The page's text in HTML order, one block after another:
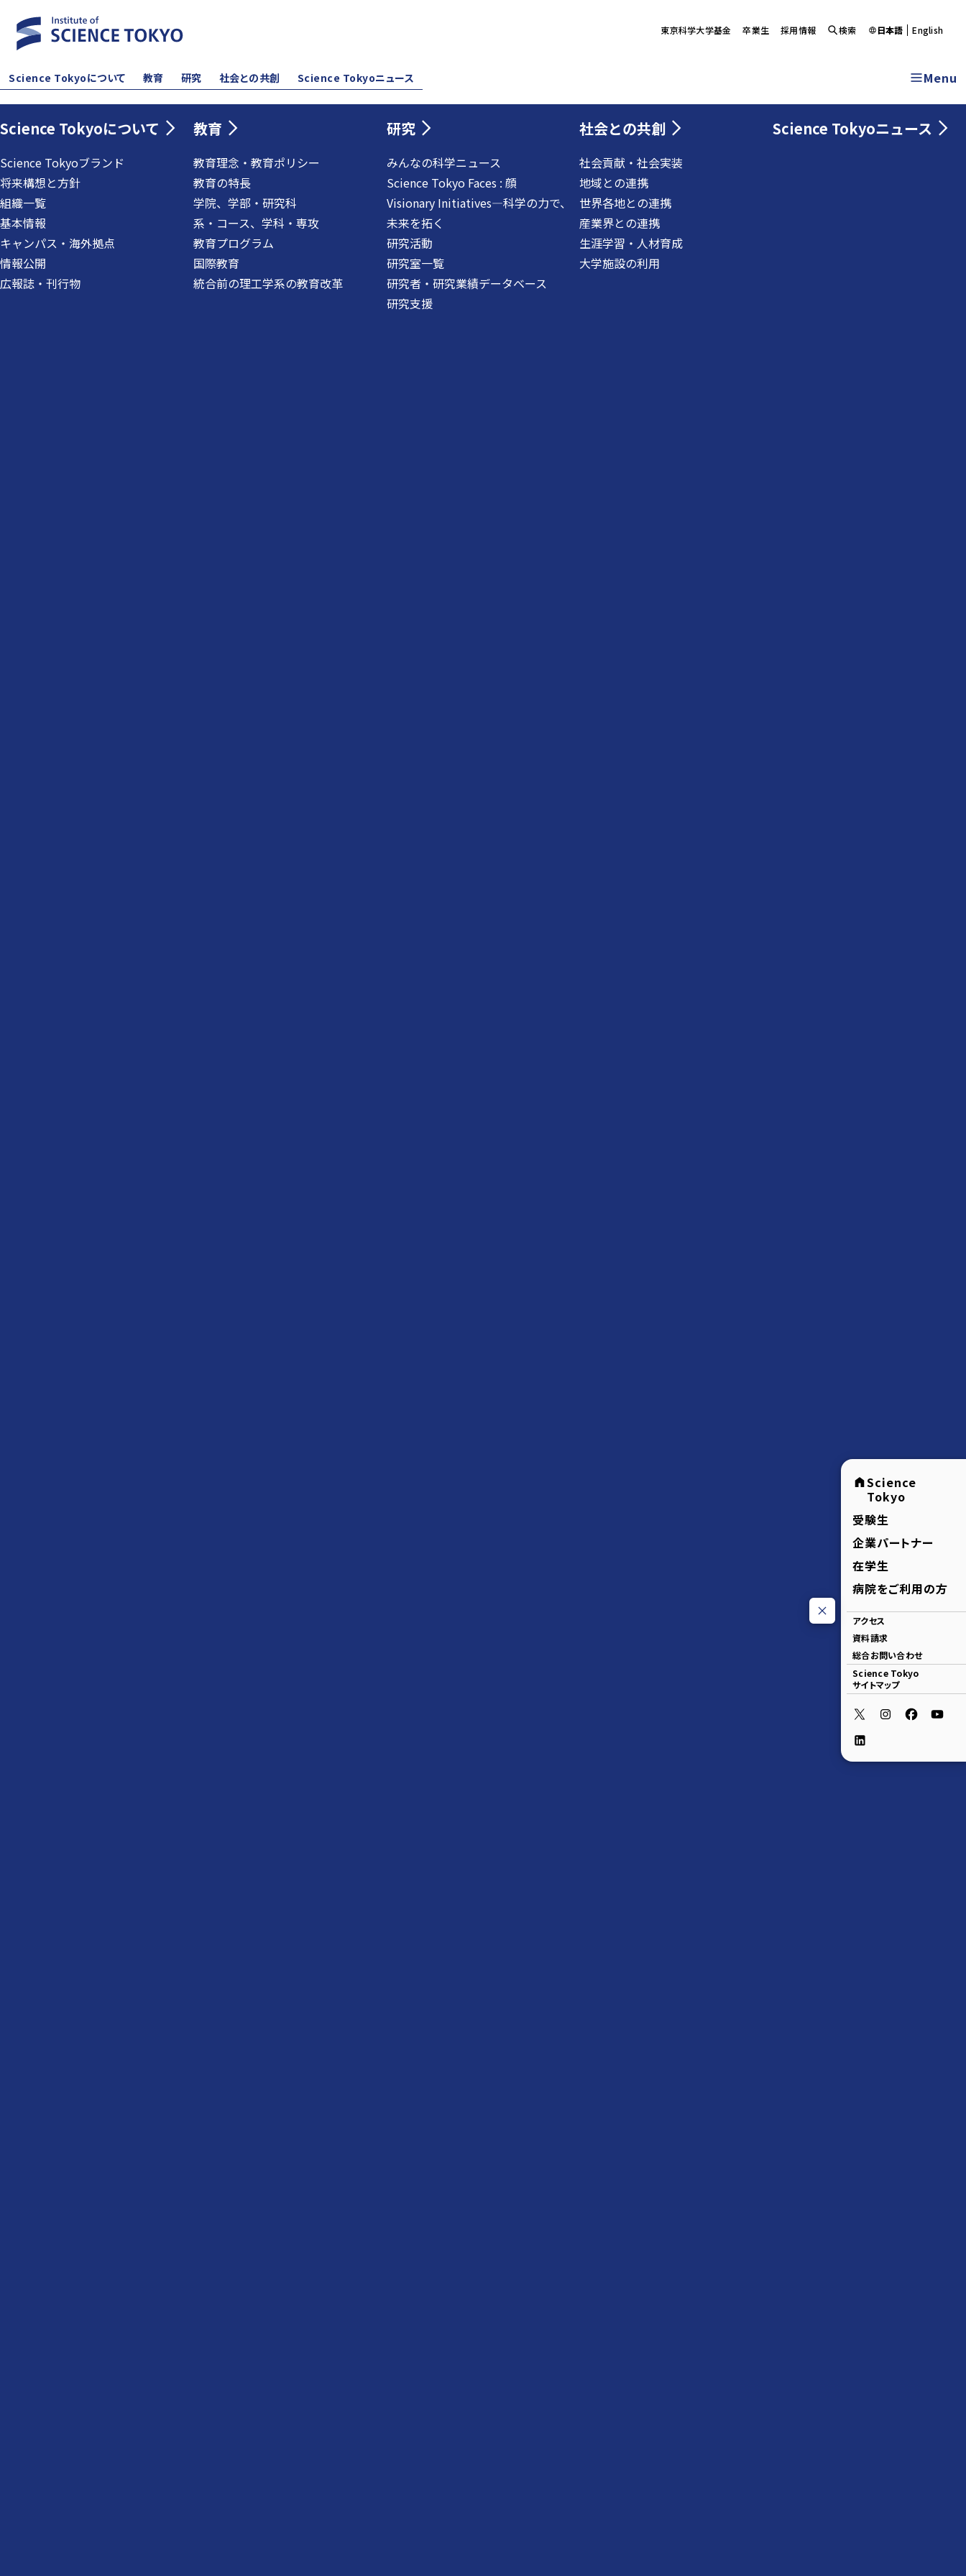
Science Tokyoについて 教育 研究 社会との共創 Science Tokyoニュース Menu
Science Tokyoについて
Science Tokyoブランド
将来構想と方針
組織一覧
基本情報
キャンパス・海外拠点
情報公開
広報誌・刊行物
教育
教育理念・教育ポリシー
教育の特長
学院、学部・研究科
系・コース、学科・専攻
教育プログラム
国際教育
統合前の理工学系の教育改革
研究
みんなの科学ニュース
Science Tokyo Faces : 顔
Visionary Initiatives―科学の力で、
未来を拓く
研究活動
研究室一覧
研究者・研究業績データベース
研究支援
社会との共創
社会貢献・社会実装
地域との連携
世界各地との連携
産業界との連携
生涯学習・人材育成
大学施設の利用
Science Tokyoニュース
東京科学大学基金 卒業生 採用情報 検索 日本語 English
Science
Tokyo
受験生
企業パートナー
在学生
病院をご利用の方
アクセス
資料請求
総合お問い合わせ
Science Tokyo
サイトマップ